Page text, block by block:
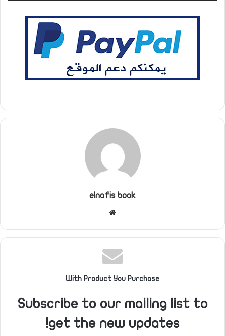
elnafis book
With Product You Purchase
Subscribe to our mailing list to
get the new updates!